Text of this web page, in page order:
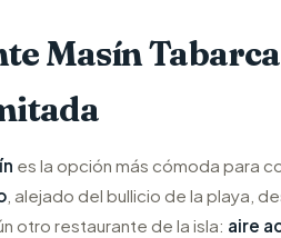
Masín
es la opción más cómoda para
, alejado del bullicio de la playa,
otro restaurante de la isla: aire